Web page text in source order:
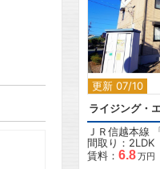
更新 07/10
ライジング・
ＪＲ信越本線
間取り：2LDK
賃料： 6.8万円